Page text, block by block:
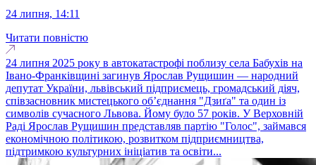
24 липня, 14:11
Читати повністю
24 липня 2025 року в автокатастрофі поблизу села Бабухів на
Івано-Франківщині загинув Ярослав Рущишин — народний
депутат України, львівський підприємець, громадський діяч,
співзасновник мистецького об’єднання "Дзиґа" та один із
символів сучасного Львова. Йому було 57 років. У Верховній
Раді Ярослав Рущишин представляв партію "Голос", займався
економічною політикою, розвитком підприємництва,
підтримкою культурних ініціатив та освіти...